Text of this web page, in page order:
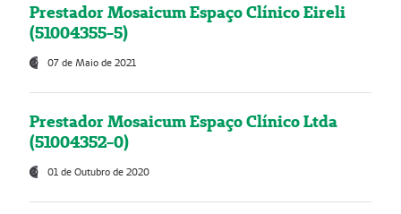
Prestador Mosaicum Espaço Clínico Eireli
(51004355-5)
07 de Maio de 2021
Prestador Mosaicum Espaço Clínico Ltda
(51004352-0)
01 de Outubro de 2020